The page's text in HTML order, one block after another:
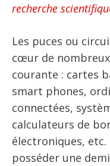
recherche
Les puces ou
cœur de
courante : cartes
smart phones,
connectées,
calculateurs de
électroniques, etc.
posséder une